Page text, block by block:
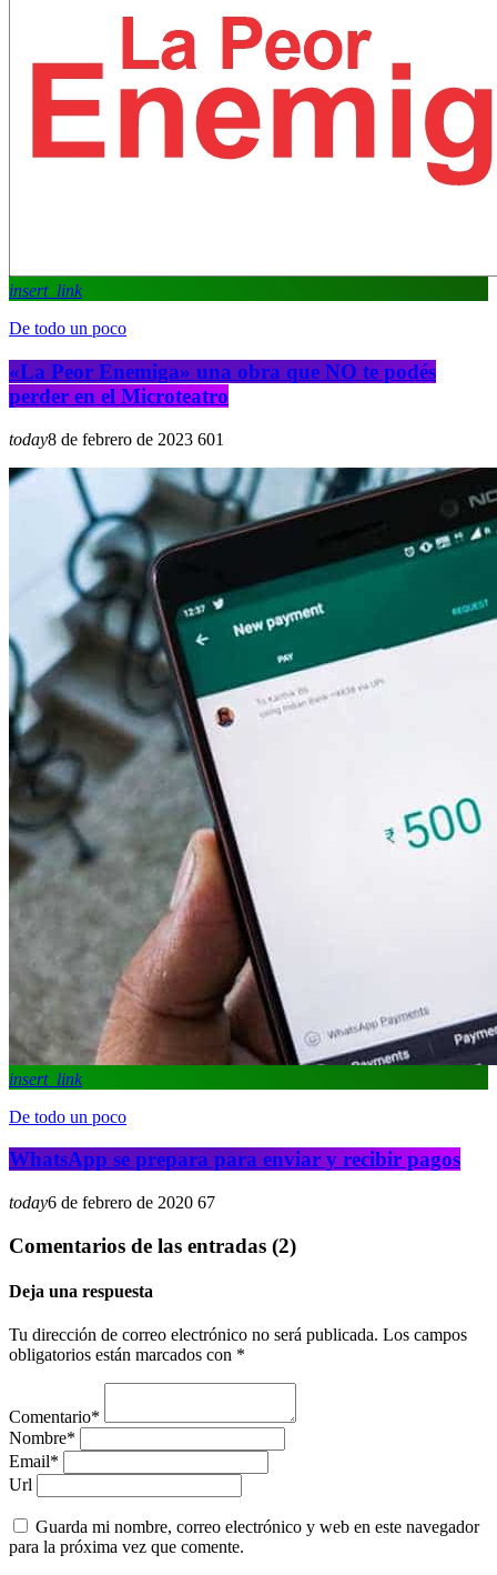
insert_link
De todo un poco
«La Peor Enemiga» una obra que NO te podés
perder en el Microteatro
today8 de febrero de 2023 601
insert_link
De todo un poco
WhatsApp se prepara para enviar y recibir pagos
today6 de febrero de 2020 67
Comentarios de las entradas (2)
Deja una respuesta
Tu dirección de correo electrónico no será publicada. Los campos
obligatorios están marcados con *
Comentario*
Nombre*
Email*
Url
Guarda mi nombre, correo electrónico y web en este navegador
para la próxima vez que comente.